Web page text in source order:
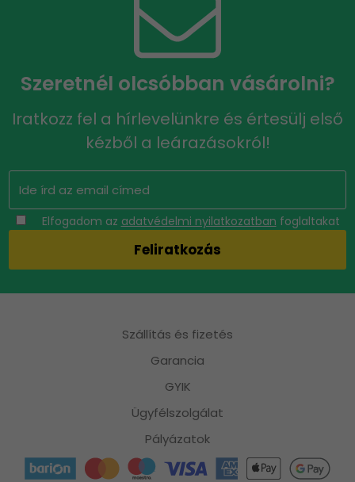
Szeretnél olcsóbban vásárolni?
Iratkozz fel a hírlevelünkre és értesülj első
kézből a leárazásokról!
Elfogadom az adatvédelmi nyilatkozatban foglaltakat
Szállítás és fizetés
Garancia
GYIK
Ügyfélszolgálat
Pályázatok